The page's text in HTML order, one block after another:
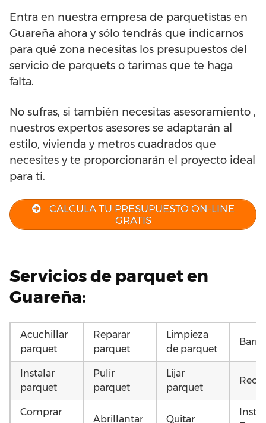
Entra en nuestra empresa de parquetistas en
Guareña ahora y sólo tendrás que indicarnos
para qué zona necesitas los presupuestos del
servicio de parquets o tarimas que te haga
falta.
No sufras, si también necesitas asesoramiento ,
nuestros expertos asesores se adaptarán al
estilo, vivienda y metros cuadrados que
necesites y te proporcionarán el proyecto ideal
para ti.
CALCULA TU PRESUPUESTO ON-LINE
GRATIS
Servicios de parquet en
Guareña:
Acuchillar
parquet
Reparar
parquet
Limpieza
de parquet
Instalar
parquet
Pulir
parquet
Lijar
parquet
Comprar
Abrillantar Quitar